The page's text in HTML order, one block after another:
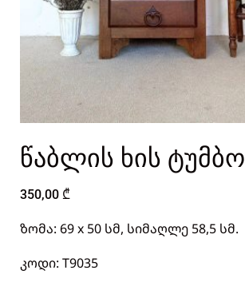
წაბლის ხის ტუმბო
350,00 ₾
ზომა: 69 x 50 სმ, სიმაღლე 58,5 სმ.
კოდი: T9035